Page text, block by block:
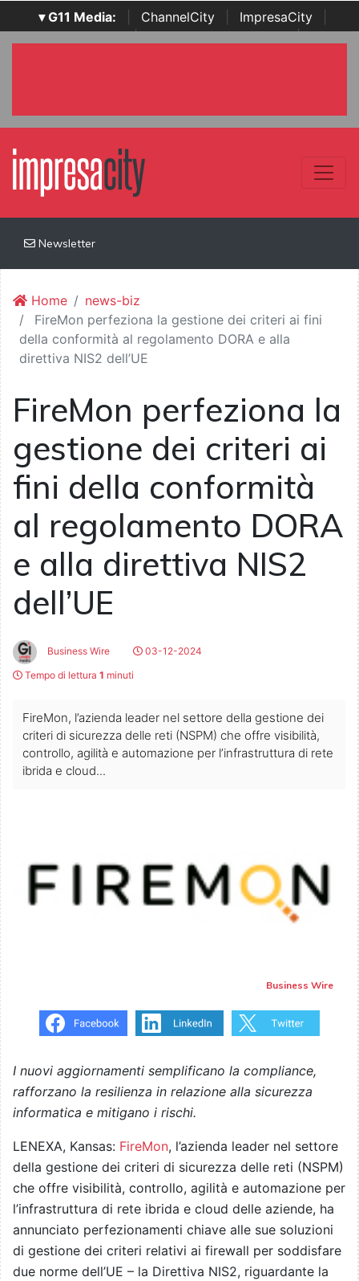
▾ G11 Media: ChannelCity ImpresaCity
SecurityOpenLab | Italian Channel Awards | Italian
Newsletter
Home
news-biz
FireMon perfeziona la gestione dei criteri ai fini
della conformità al regolamento DORA e alla
direttiva NIS2 dell’UE
FireMon perfeziona la
gestione dei criteri ai
fini della conformità
al regolamento DORA
e alla direttiva NIS2
dell’UE
Business Wire
03-12-2024
Tempo di lettura 1 minuti
FireMon, l’azienda leader nel settore della gestione dei
criteri di sicurezza delle reti (NSPM) che offre visibilità,
controllo, agilità e automazione per l’infrastruttura di rete
ibrida e cloud...
Business Wire
I nuovi aggiornamenti semplificano la compliance,
rafforzano la resilienza in relazione alla sicurezza
informatica e mitigano i rischi.
LENEXA, Kansas: FireMon, l’azienda leader nel settore
della gestione dei criteri di sicurezza delle reti (NSPM)
che offre visibilità, controllo, agilità e automazione per
l’infrastruttura di rete ibrida e cloud delle aziende, ha
annunciato perfezionamenti chiave alle sue soluzioni
di gestione dei criteri relativi ai firewall per soddisfare
due norme dell’UE – la Direttiva NIS2, riguardante la